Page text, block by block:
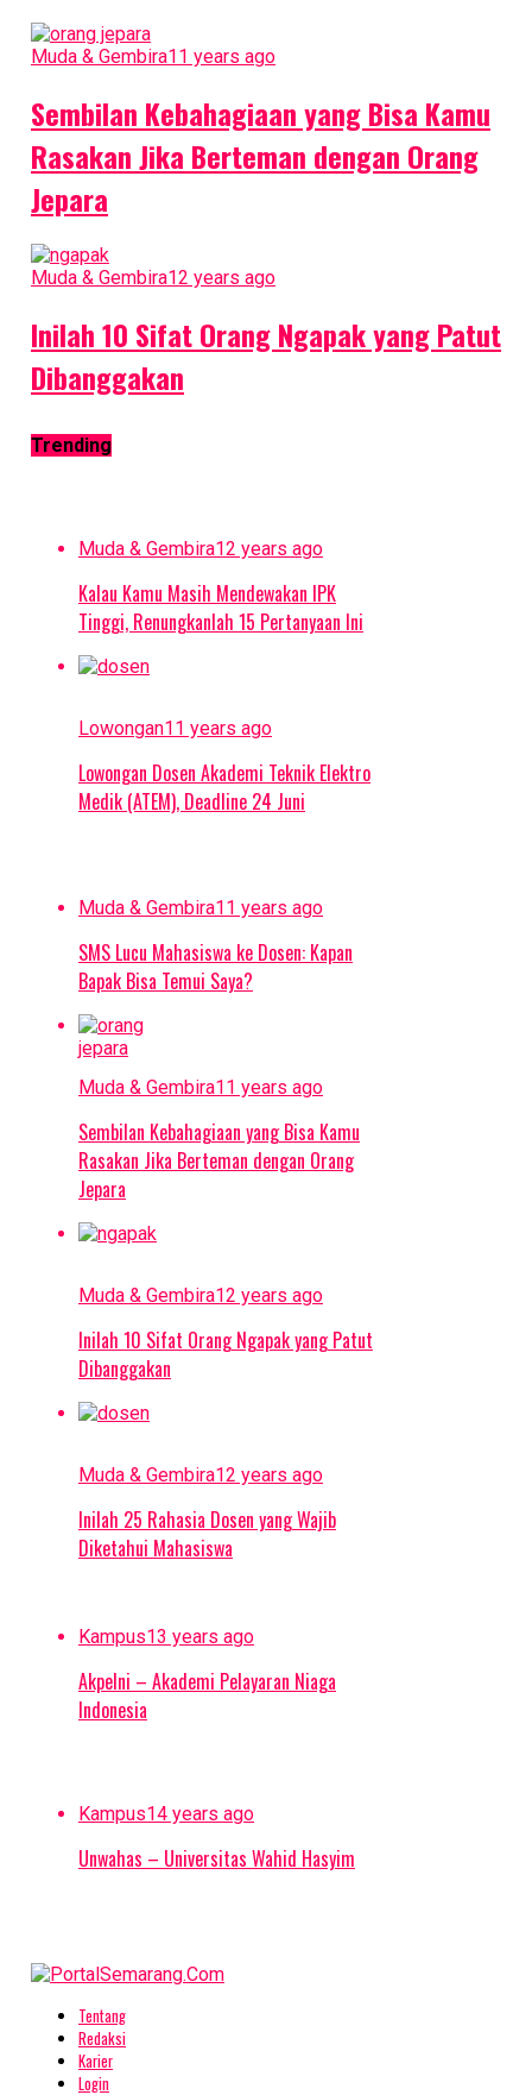
Muda & Gembira11 years ago
Sembilan Kebahagiaan yang Bisa Kamu
Rasakan Jika Berteman dengan Orang
Jepara
Muda & Gembira12 years ago
Inilah 10 Sifat Orang Ngapak yang Patut
Dibanggakan
Trending
Muda & Gembira12 years ago
Kalau Kamu Masih Mendewakan IPK
Tinggi, Renungkanlah 15 Pertanyaan Ini
Lowongan11 years ago
Lowongan Dosen Akademi Teknik Elektro
Medik (ATEM), Deadline 24 Juni
Muda & Gembira11 years ago
SMS Lucu Mahasiswa ke Dosen: Kapan
Bapak Bisa Temui Saya?
Muda & Gembira11 years ago
Sembilan Kebahagiaan yang Bisa Kamu
Rasakan Jika Berteman dengan Orang
Jepara
Muda & Gembira12 years ago
Inilah 10 Sifat Orang Ngapak yang Patut
Dibanggakan
Muda & Gembira12 years ago
Inilah 25 Rahasia Dosen yang Wajib
Diketahui Mahasiswa
Kampus13 years ago
Akpelni – Akademi Pelayaran Niaga
Indonesia
Kampus14 years ago
Unwahas – Universitas Wahid Hasyim
Tentang
Redaksi
Karier
Login